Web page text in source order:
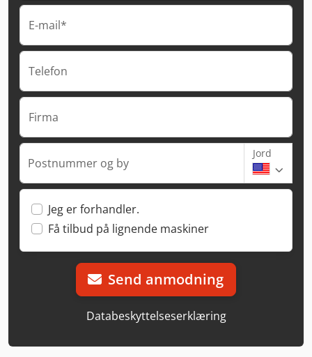
E-mail*
Telefon
Firma
Postnummer og by
Jord
Jeg er forhandler.
Få tilbud på lignende maskiner
Send anmodning
Databeskyttelseserklæring